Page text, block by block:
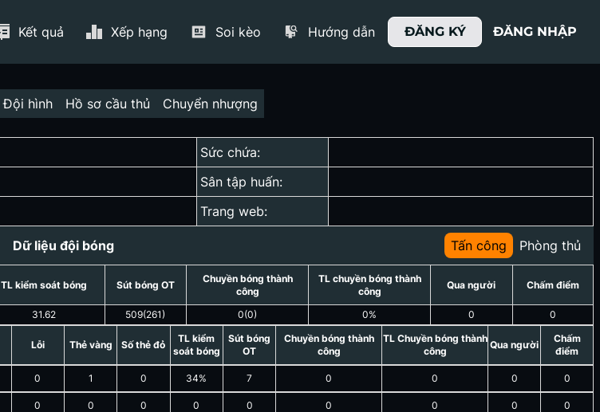
Kết quả Xếp hạng Soi kèo Hướng dẫn ĐĂNG KÝ ĐĂNG NHẬP
Đội hình Hồ sơ cầu thủ Chuyển nhượng
Sức chứa:
Sân tập huấn:
Trang web:
Dữ liệu đội bóng Tấn công Phòng thủ
TL kiểm soát bóng
31.62
Sút bóng OT
509(261)
Chuyền bóng thành
công
0(0)
TL chuyền bóng thành
công
0%
Qua người
0
Chấm điểm
0
Lỗi Thẻ vàng Số thẻ đỏ
TL kiểm
soát bóng
Sút bóng
OT
Chuyền bóng thành
công
TL Chuyền bóng thành
công
Qua người
Chấm
điểm
0 1 0 34% 7 0 0 0 0
0 0 0 0 0 0 0 0 0